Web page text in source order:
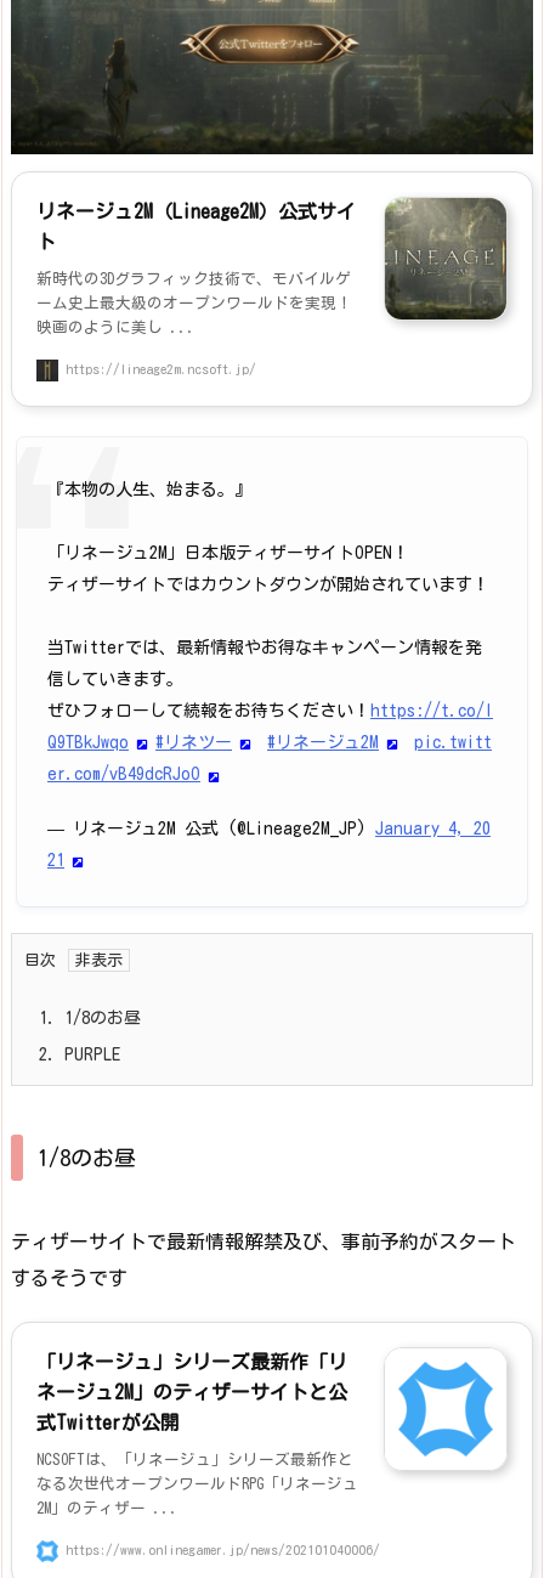
リネージュ2M（Lineage2M）公式サイ
ト
新時代の3Dグラフィック技術で、モバイルゲ
ーム史上最大級のオープンワールドを実現！
映画のように美し ...
https://lineage2m.ncsoft.jp/
『本物の人生、始まる。』
「リネージュ2M」日本版ティザーサイトOPEN！
ティザーサイトではカウントダウンが開始されています！
当Twitterでは、最新情報やお得なキャンペーン情報を発
信していきます。
ぜひフォローして続報をお待ちください！ https://t.co/I
Q9TBkJwqo
#リネツー #リネージュ2M
pic.twitt
er.com/vB49dcRJoO
— リネージュ2M 公式 (@Lineage2M_JP) January 4, 20
21
目次
1. 1/8のお昼
2. PURPLE
1/8のお昼
ティザーサイトで最新情報解禁及び、事前予約がスタート
するそうです
「リネージュ」シリーズ最新作「リ
ネージュ2M」のティザーサイトと公
式Twitterが公開
NCSOFTは、「リネージュ」シリーズ最新作と
なる次世代オープンワールドRPG「リネージュ
2M」のティザー ...
https://www.onlinegamer.jp/news/202101040006/